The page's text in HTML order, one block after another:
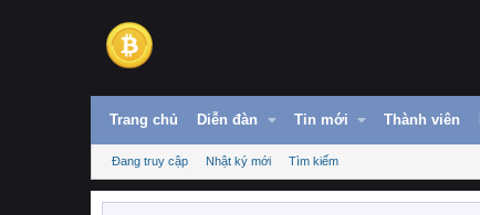
Trang chủ Diễn đàn Tin mới Thành viên
Đang truy cập Nhật ký mới Tìm kiếm